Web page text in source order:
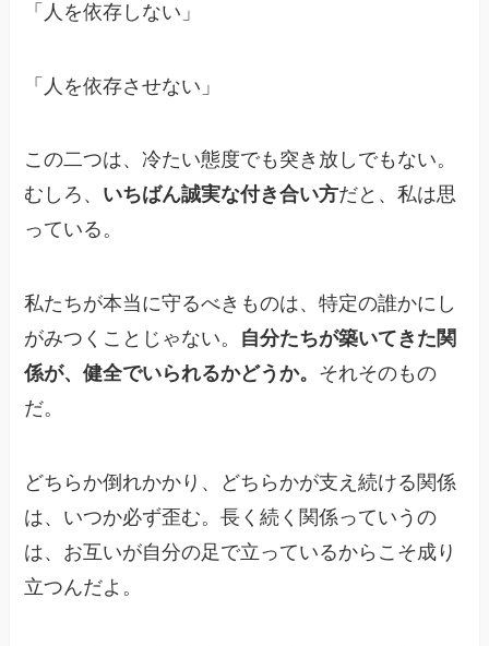
「人を依存しない」
「人を依存させない」
この二つは、冷たい態度でも突き放しでもない。
むしろ、 いちばん誠実な付き合い方だと、私は思
っている。
私たちが本当に守るべきものは、特定の誰かにし
がみつくことじゃない。 自分たちが築いてきた関
係が、健全でいられるかどうか。 それそのもの
だ。
どちらか倒れかかり、どちらかが支え続ける関係
は、いつか必ず歪む。長く続く関係っていうの
は、お互いが自分の足で立っているからこそ成り
立つんだよ。